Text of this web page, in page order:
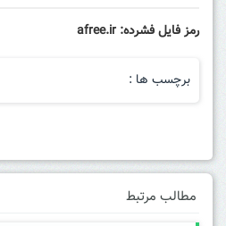
رمز فایل فشرده: afree.ir
برچسب ها :
مطالب مرتبط